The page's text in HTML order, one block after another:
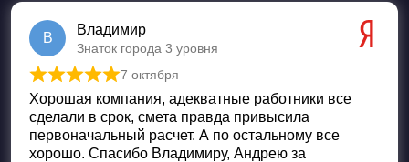
В
Владимир
Знаток города 3 уровня
Оценка из 5
7 октября
Хорошая компания, адекватные работники все
сделали в срок, смета правда привысила
первоначальный расчет. А по остальному все
хорошо. Спасибо Владимиру, Андрею за